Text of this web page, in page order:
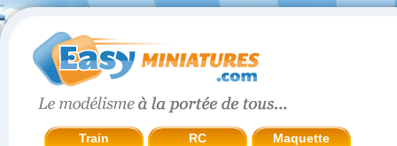
Train RC Maquette